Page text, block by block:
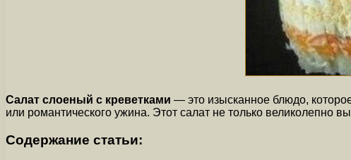
Салат слоеный с креветками — это изысканное блюдо,
или романтического ужина. Этот салат не только великолепно
Содержание статьи: